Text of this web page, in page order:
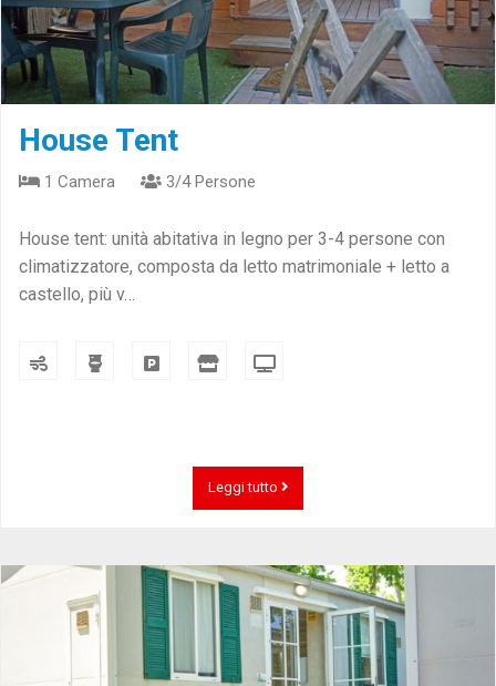
House Tent
1 Camera 3/4 Persone
House tent: unità abitativa in legno per 3-4 persone con
climatizzatore, composta da letto matrimoniale + letto a
castello, più v…
Leggi tutto